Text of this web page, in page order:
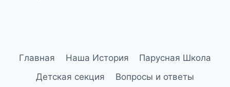
Главная Наша История
Парусная Школа
Детская секция
Вопросы и ответы